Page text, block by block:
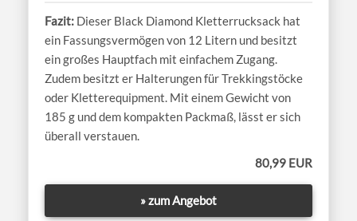
Dieser Black Diamond Kletterrucksack hat
ein Fassungsvermögen von 12 Litern und besitzt
ein großes Hauptfach mit einfachem Zugang.
Zudem besitzt er Halterungen für Trekkingstöcke
oder Kletterequipment. Mit einem Gewicht von
185 g und dem kompakten Packmaß, lässt er sich
überall verstauen.
80,99 EUR
» zum Angebot